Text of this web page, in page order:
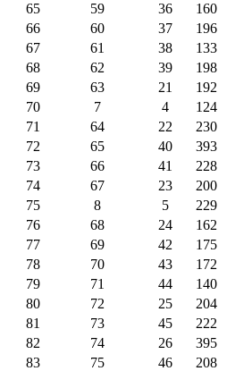
65
59 36 160
66
60 37 196
67
61 38 133
68
62 39 198
69
63 21 192
70
7 4 124
71
64 22 230
72
65 40 393
73
66 41 228
74
67 23 200
75
8 5 229
76
68 24 162
77
69 42 175
78
70 43 172
79
71 44 140
80
72 25 204
81
73 45 222
82
74 26 395
83
75 46 208